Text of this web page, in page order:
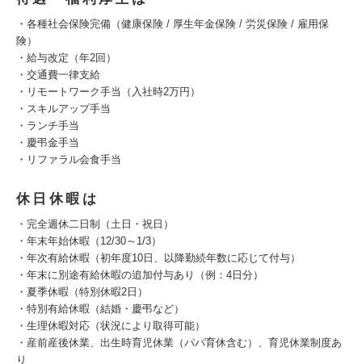
・各種社会保険完備（健康保険 / 厚生年金保険 / 労災保険 / 雇用保
険）
・給与改定（年2回）
・交通費一律支給
・リモートワーク手当（入社時2万円）
・スキルアップ手当
・ランチ手当
・慶弔金手当
・リファラル会食手当
休日休暇は
・完全週休二日制（土日・祝日）
・年末年始休暇（12/30～1/3）
・年次有給休暇（初年度10日、以降勤続年数に応じて付与）
・年末に別途有給休暇の追加付与あり（例：4日分）
・夏季休暇（特別休暇2日）
・特別有給休暇（結婚・慶弔など）
・生理休暇対応（状況により取得可能）
・産前産後休業、出生時育児休業（パパ育休含む）、育児休業制度あ
り